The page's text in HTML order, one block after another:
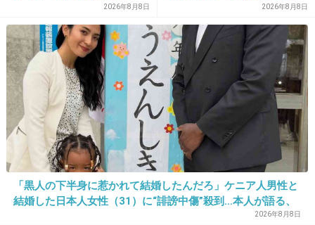
24. 匿名 2016/04/27(水) 18:22:13
ダサい
+143 -87
2016/04/27(水) 18:22:31
ラッツ＆スターかよ
2026年8月8日
法要予約からお説教まで24時
間対応 2万5000基が眠る
「お墓のお墓」にも変化が
2026年8月8日
「黒人の下半身に惹かれて結婚したんだろ」ケニア人男性と
結婚した日本人女性（31）に“誹謗中傷”殺到…本人が語る、
2026年8月8日